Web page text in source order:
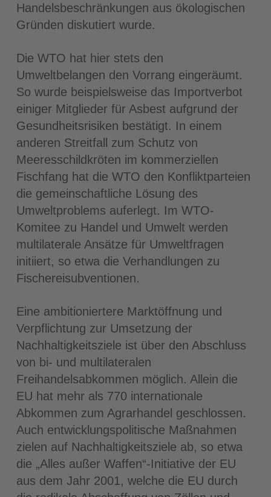
Handelsbeschränkungen aus ökologischen
Gründen diskutiert wurde.
Die WTO hat hier stets den
Umweltbelangen den Vorrang eingeräumt.
So wurde beispielsweise das Importverbot
einiger Mitglieder für Asbest aufgrund der
Gesundheitsrisiken bestätigt. In einem
anderen Streitfall zum Schutz von
Meeresschildkröten im kommerziellen
Fischfang hat die WTO den Konfliktparteien
die gemeinschaftliche Lösung des
Umweltproblems auferlegt. Im WTO-
Komitee zu Handel und Umwelt werden
multilaterale Ansätze für Umweltfragen
initiiert, so etwa die Verhandlungen zu
Fischereisubventionen.
Eine ambitioniertere Marktöffnung und
Verpflichtung zur Umsetzung der
Nachhaltigkeitsziele ist über den Abschluss
von bi- und multilateralen
Freihandelsabkommen möglich. Allein die
EU hat mehr als 770 internationale
Abkommen zum Agrarhandel geschlossen.
Auch entwicklungspolitische Maßnahmen
zielen auf Nachhaltigkeitsziele ab, so etwa
die „Alles außer Waffen“-Initiative der EU
aus dem Jahr 2001, welche die EU durch